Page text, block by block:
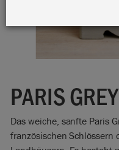
PARIS GREY
Das weiche, sanfte Paris
französischen Schlössern